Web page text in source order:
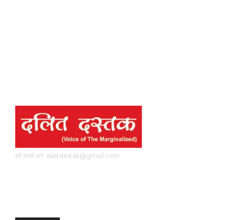
हमें संपर्क करें: dalitdastak@gmail.com